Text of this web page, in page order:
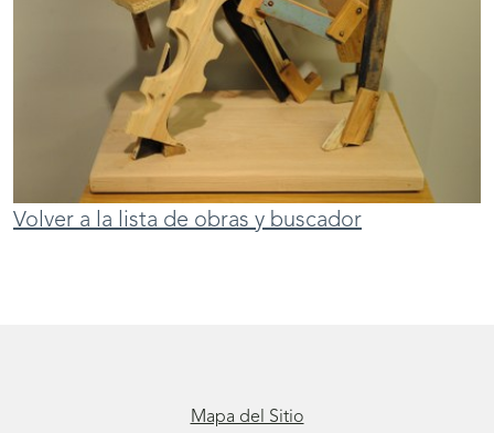
Volver a la lista de obras y buscador
Mapa del Sitio